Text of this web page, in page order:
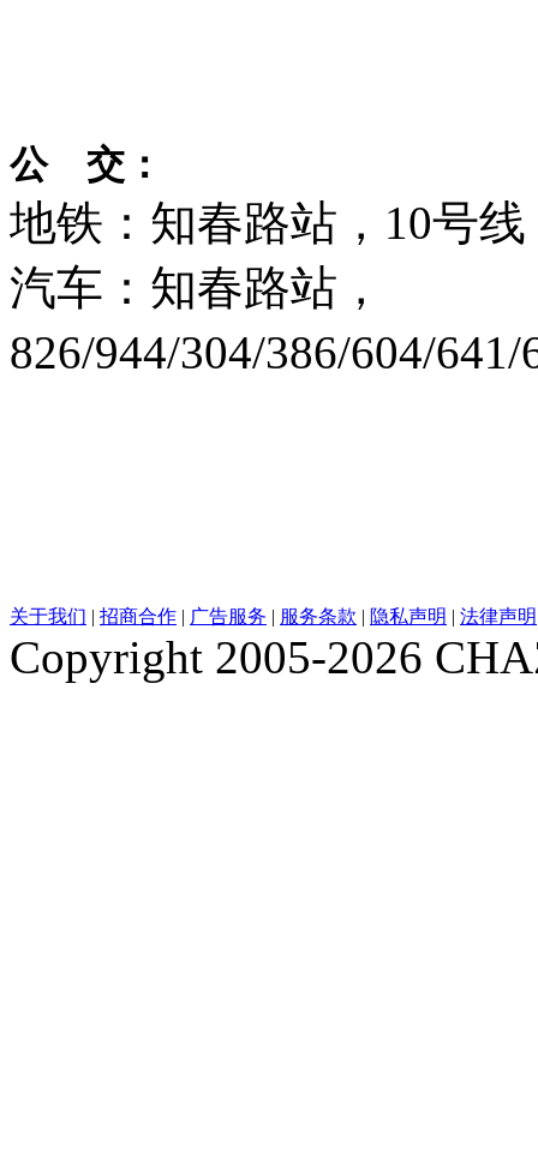
公 交：
地铁：知春路站，10号
汽车：知春路站，
826/944/304/386/604/
关于我们 | 招商合作 | 广告服务 | 服务条款 | 隐私声明 | 法律声明
Copyright 2005-2026